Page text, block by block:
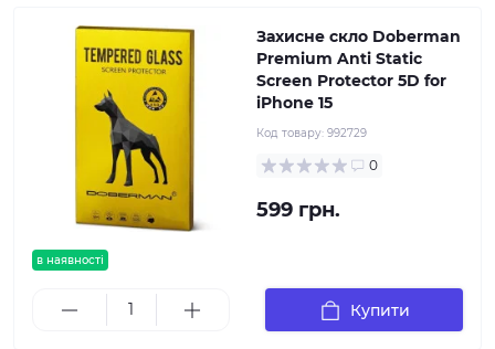
в наявності
Захисне скло Doberman
Premium Anti Static
Screen Protector 5D for
iPhone 15
Код товару: 992729
0
599 грн.
Купити